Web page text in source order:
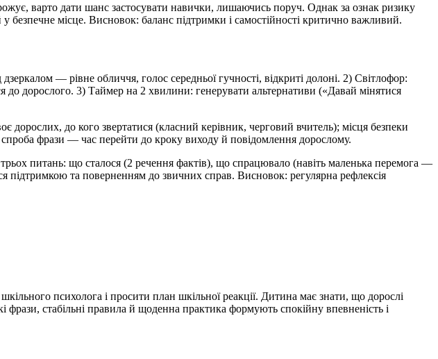
варто дати шанс застосувати навички, лишаючись поруч. Однак за ознак ризику
безпечне місце. Висновок: баланс підтримки і самостійності критично важливий.
— рівне обличчя, голос середньої гучності, відкриті долоні. 2) Світлофор:
дорослого. 3) Таймер на 2 хвилини: генерувати альтернативи («Давай мінятися
до кого звертатися (класний керівник, черговий вчитель); місця безпеки
фрази — час перейти до кроку виходу й повідомлення дорослому.
питань: що сталося (2 речення фактів), що спрацювало (навіть маленька перемога —
підтримкою та поверненням до звичних справ. Висновок: регулярна рефлексія
психолога і просити план шкільної реакції. Дитина має знати, що дорослі
стабільні правила й щоденна практика формують спокійну впевненість і